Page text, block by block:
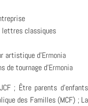
lettres classiques
artistique d’Ermonia
de tournage d’Ermonia
; Être parents d’enfants
des Familles (MCF) ; La